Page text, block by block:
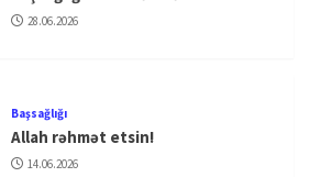
28.06.2026
Başsağlığı
Allah rəhmət etsin!
14.06.2026